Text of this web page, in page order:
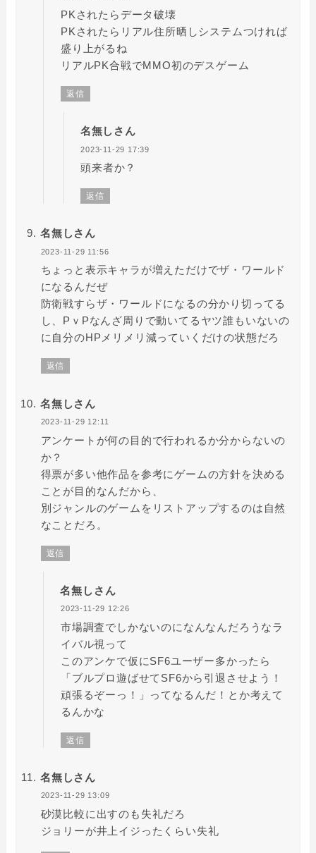
PKされたらデータ破壊
PKされたらリアル住所晒しシステムつければ
盛り上がるね
リアルPK合戦でMMO初のデスゲーム
返信
名無しさん
2023-11-29 17:39
頭来者か？
返信
名無しさん
2023-11-29 11:56
ちょっと表示キャラが増えただけでザ・ワールド
になるんだぜ
防衛戦すらザ・ワールドになるの分かり切ってる
し、PｖPなんざ周りで動いてるヤツ誰もいないの
に自分のHPメリメリ減っていくだけの状態だろ
返信
名無しさん
2023-11-29 12:11
アンケートが何の目的で行われるか分からないの
か？
得票が多い他作品を参考にゲームの方針を決める
ことが目的なんだから、
別ジャンルのゲームをリストアップするのは自然
なことだろ。
返信
名無しさん
2023-11-29 12:26
市場調査でしかないのになんなんだろうなラ
イバル視って
このアンケで仮にSF6ユーザー多かったら
「ブルプロ遊ばせてSF6から引退させよう！
頑張るぞーっ！」ってなるんだ！とか考えて
るんかな
返信
名無しさん
2023-11-29 13:09
砂漠比較に出すのも失礼だろ
ジョリーが井上イジったくらい失礼